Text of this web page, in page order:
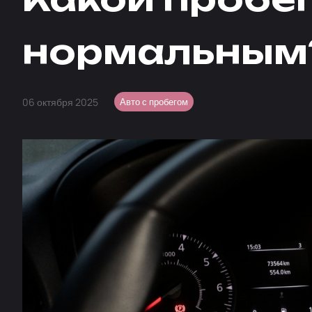
06 октября 2025 Авто с пробегом